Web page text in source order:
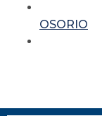
OSORIO